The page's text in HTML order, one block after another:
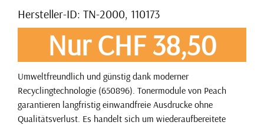
Hersteller-ID: TN-2000, 110173
Nur CHF 38,50
Umweltfreundlich und günstig dank moderner
Recyclingtechnologie (650896). Tonermodule von Peach
garantieren langfristig einwandfreie Ausdrucke ohne
Qualitätsverlust. Es handelt sich um wiederaufbereitete